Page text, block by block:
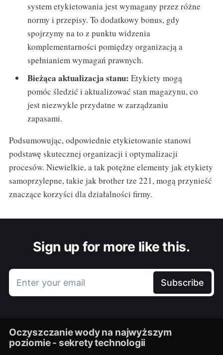
system etykietowania jest wymagany przez różne
normy i przepisy. To dodatkowy bonus, gdy
spojrzymy na to z punktu widzenia
komplementarności pomiędzy organizacją a
spełnianiem wymagań prawnych.
Bieżąca aktualizacja stanu: Etykiety mogą
pomóc śledzić i aktualizować stan magazynu, co
jest niezwykle przydatne w zarządzaniu
zapasami.
Podsumowując, odpowiednie etykietowanie stanowi
podstawę skutecznej organizacji i optymalizacji
procesów. Niewielkie, a tak potężne elementy jak etykiety
samoprzylepne, takie jak brother tze 221, mogą przynieść
znaczące korzyści dla działalności firmy.
Sign up for more like this.
Enter your email Subscribe
Oczyszczanie wody na najwyższym
poziomie - sekrety technologii